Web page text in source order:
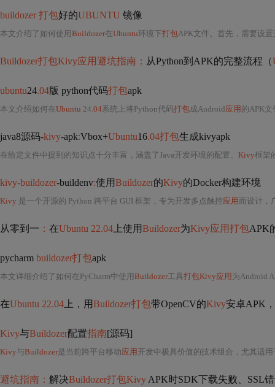
buildozer 打包好的UBUNTU 镜像
本文介绍了如何使用Buildozer在Ubuntu环境下打包APK文件。首先，需要设置开
Buildozer打包Kivy应用避坑指南： 从Python到APK的完整流程（
ubuntu24.04版 python代码打包apk
本文介绍如何在Ubuntu 24.04系统上将Python代码打包成Android应用 的APK
java8源码-kivy-apk:Vbox+Ubuntu16.04打包生成kivyapk
在给定文件中提到的知识点十分丰富，涵盖了Java开发环境的配置、 Kivy框架
kivy-buildozer-buildenv:使用Buildozer的Kivy的Docker构建环境
Kivy 是一个开源的 Python 跨平台 GUI 框架，专为开发多点触控应用而设计，
从零到一 ： 在Ubuntu 22.04 上使用Buildozer为Kivy应用打包APK
pycharm buildozer打包apk
本文详细介绍了如何在PyCharm中使用Buildozer工具打包Kivy应用 为Android
在Ubuntu 22.04 上，用Buildozer打包带OpenCV的Kivy安卓APK
Kivy与Buildozer配置指南[源码]
Kivy与Buildozer是当前跨平台移动应用 开发中极具价值的技术组合，尤其适
避坑指南： 解决Buildozer打包Kivy APK时SDK下载失败、SSL